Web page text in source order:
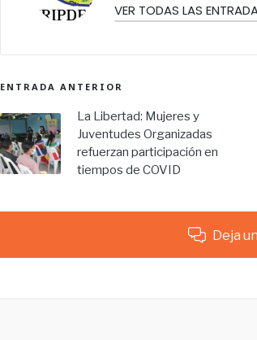
VER TODAS LAS
ENTRADA ANTERIOR
La Libertad: Mujeres y
Juventudes Organizadas
refuerzan participación en
tiempos de COVID
Deja